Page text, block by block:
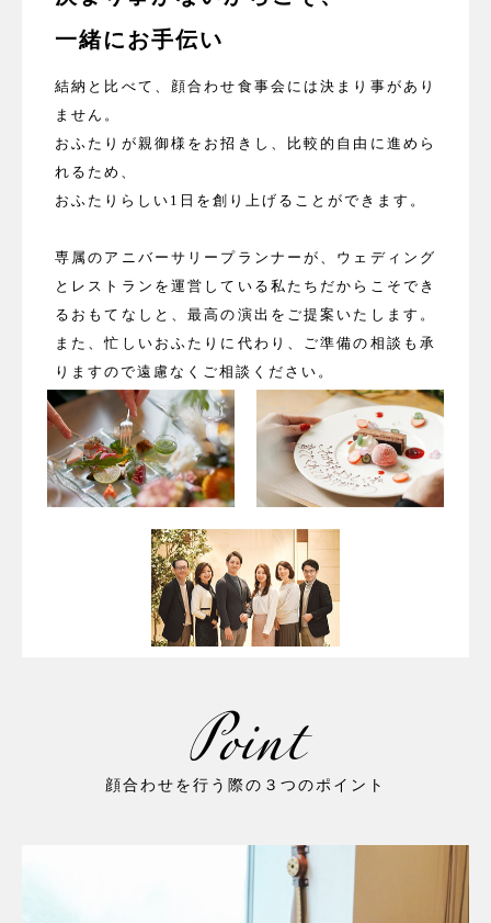
一緒にお手伝い
結納と比べて、顔合わせ食事会には決まり事があり
ません。
おふたりが親御様をお招きし、比較的自由に進めら
れるため、
おふたりらしい1日を創り上げることができます。
専属のアニバーサリープランナーが、ウェディング
とレストランを運営している私たちだからこそでき
るおもてなしと、最高の演出をご提案いたします。
また、忙しいおふたりに代わり、ご準備の相談も承
りますので遠慮なくご相談ください。
Point
顔合わせを行う際の３つのポイント